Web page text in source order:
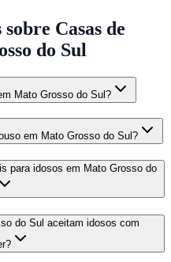
sobre Casas de
do Sul
Mato Grosso do Sul?
em Mato Grosso do Sul?
para idosos em Mato Grosso do
do Sul aceitam idosos com